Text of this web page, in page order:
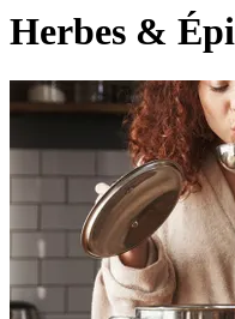
Herbes &